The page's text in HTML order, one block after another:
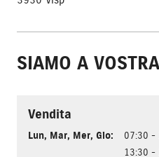
SIAMO A
Vendita
Lun, Mar, Mer, Gio:
07:30 -
13:30 -